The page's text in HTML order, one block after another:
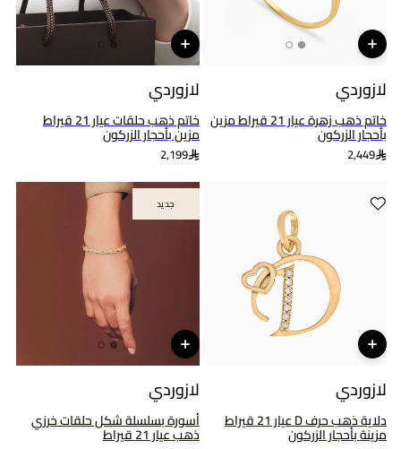
لازوردي
خاتم ذهب زهرة عيار 21 قيراط مزين
بأحجار الزركون
2,449
لازوردي
خاتم ذهب حلقات عيار 21 قيراط
مزين بأحجار الزركون
2,199
لازوردي
دلاية ذهب حرف D عيار 21 قيراط
مزينة بأحجار الزركون
جديد
جديد
لازوردي
أسورة بسلسلة شكل حلقات خرزي
ذهب عيار 21 قيراط